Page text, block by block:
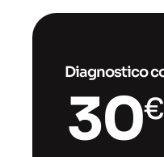
Diagnostico
30€